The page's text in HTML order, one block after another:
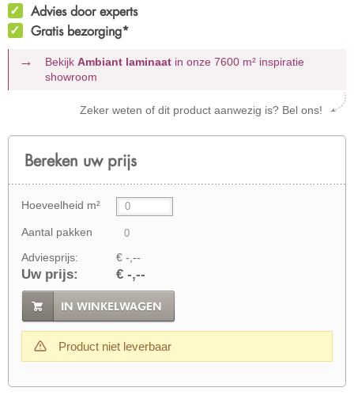
Advies door experts
Gratis bezorging*
Bekijk Ambiant laminaatin onze 7600 m² inspiratie
showroom
Zeker weten of dit product aanwezig is? Bel ons!
Bereken uw prijs
Hoeveelheid m²
Aantal pakken
Adviesprijs: € -,--
Uw prijs: € -,--
IN WINKELWAGEN
Product niet leverbaar